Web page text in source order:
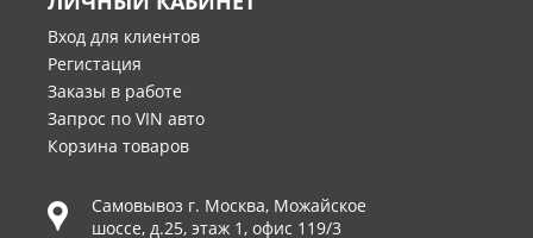
Вход для клиентов
Регистация
Заказы в работе
Запрос по VIN авто
Корзина товаров
Самовывоз г. Москва, Можайское
шоссе, д.25, этаж 1, офис 119/3